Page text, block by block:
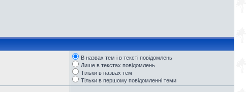
В назвах тем і в тексті повідомлень
Лише в текстах повідомлень
Тільки в назвах тем
Тільки в першому повідомленні теми